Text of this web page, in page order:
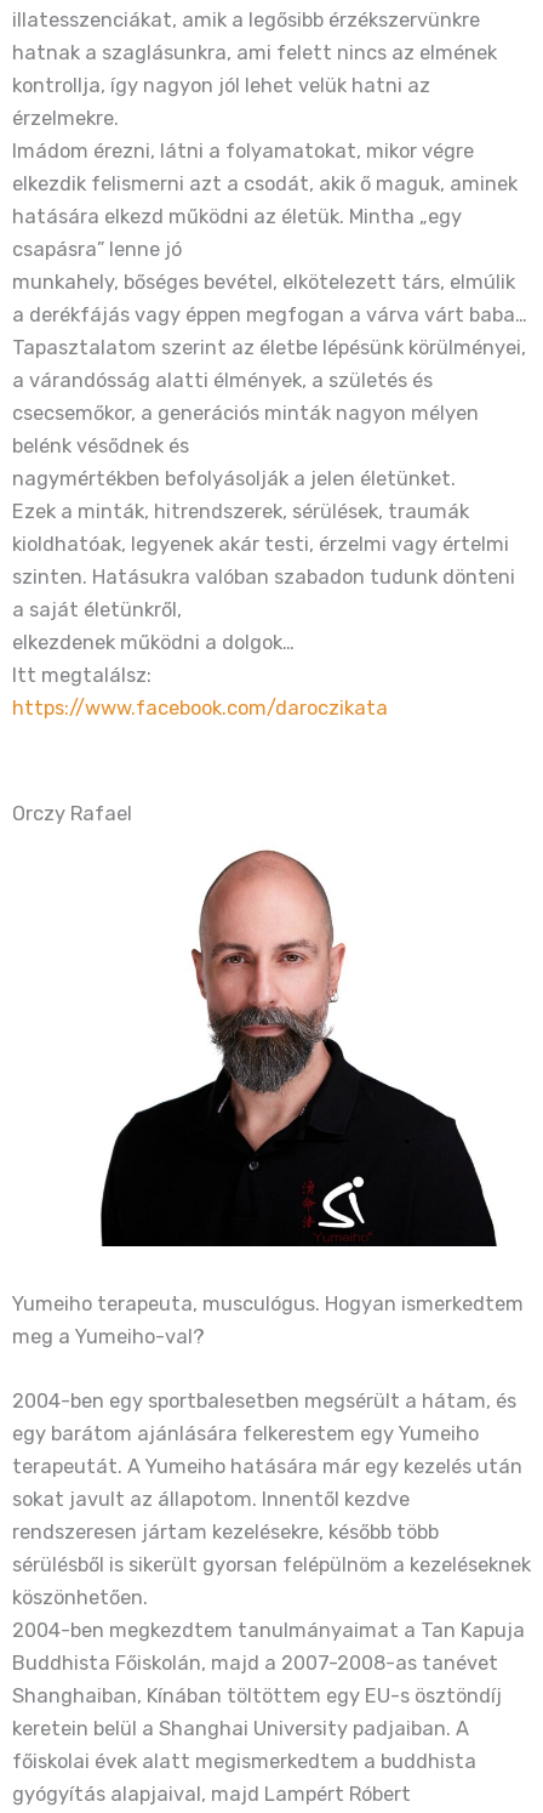
illatesszenciákat, amik a legősibb érzékszervünkre
hatnak a szaglásunkra, ami felett nincs az elmének
kontrollja, így nagyon jól lehet velük hatni az
érzelmekre.
Imádom érezni, látni a folyamatokat, mikor végre
elkezdik felismerni azt a csodát, akik ő maguk, aminek
hatására elkezd működni az életük. Mintha „egy
csapásra” lenne jó
munkahely, bőséges bevétel, elkötelezett társ, elmúlik
a derékfájás vagy éppen megfogan a várva várt baba…
Tapasztalatom szerint az életbe lépésünk körülményei,
a várandósság alatti élmények, a születés és
csecsemőkor, a generációs minták nagyon mélyen
belénk vésődnek és
nagymértékben befolyásolják a jelen életünket.
Ezek a minták, hitrendszerek, sérülések, traumák
kioldhatóak, legyenek akár testi, érzelmi vagy értelmi
szinten. Hatásukra valóban szabadon tudunk dönteni
a saját életünkről,
elkezdenek működni a dolgok…
Itt megtalálsz:
https://www.facebook.com/daroczikata
Orczy Rafael
Yumeiho terapeuta, musculógus. Hogyan ismerkedtem
meg a Yumeiho-val?
2004-ben egy sportbalesetben megsérült a hátam, és
egy barátom ajánlására felkerestem egy Yumeiho
terapeutát. A Yumeiho hatására már egy kezelés után
sokat javult az állapotom. Innentől kezdve
rendszeresen jártam kezelésekre, később több
sérülésből is sikerült gyorsan felépülnöm a kezeléseknek
köszönhetően.
2004-ben megkezdtem tanulmányaimat a Tan Kapuja
Buddhista Főiskolán, majd a 2007-2008-as tanévet
Shanghaiban, Kínában töltöttem egy EU-s ösztöndíj
keretein belül a Shanghai University padjaiban. A
főiskolai évek alatt megismerkedtem a buddhista
gyógyítás alapjaival, majd Lampért Róbert